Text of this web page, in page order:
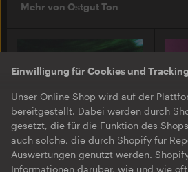
Einwilligung für Cookies und Tracking
Unser Online Shop wird auf der
bereitgestellt. Dabei werden durch
gesetzt, die für die Funktion des
auch solche, die durch Shopify für
Auswertungen genutzt werden.
Informationen darüber, wie und wie
Mehr von Ostgut Ton